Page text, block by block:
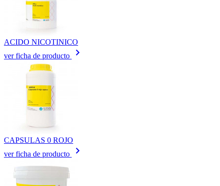
ACIDO NICOTINICO
ver ficha de producto
keyboard_arrow_right
CAPSULAS 0 ROJO
ver ficha de producto
keyboard_arrow_right